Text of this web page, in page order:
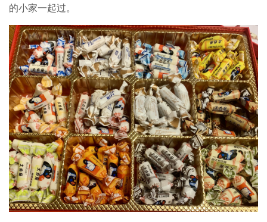
的小家一起过。